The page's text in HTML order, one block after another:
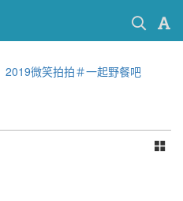
2019微笑拍拍＃一起野餐吧